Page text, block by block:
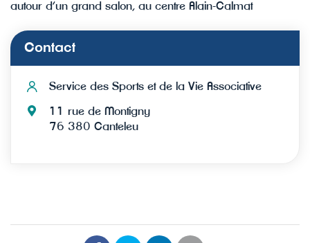
autour d’un grand salon, au centre Alain-Calmat
Contact
Service des Sports et de la Vie Associative
11 rue de Montigny
76 380 Canteleu